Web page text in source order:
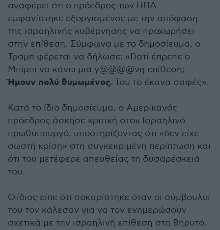
αναφέρει ότι ο πρόεδρος των ΗΠΑ
εμφανίστηκε εξοργισμένος με την απόφαση
της ισραηλινής κυβέρνησης να προχωρήσει
στην επίθεση. Σύμφωνα με το δημοσίευμα, ο
Τραμπ φέρεται να δήλωσε: «Γιατί έπρεπε ο
Μπίμπι να κάνει μια γ@@@@νη επίθεση;
Ήμουν πολύ θυμωμένος. Του το έκανα σαφές».
Κατά το ίδιο δημοσίευμα, ο Αμερικανός
πρόεδρος άσκησε κριτική στον Ισραηλινό
πρωθυπουργό, υποστηρίζοντας ότι «δεν είχε
σωστή κρίση» στη συγκεκριμένη περίπτωση και
ότι του μετέφερε απευθείας τη δυσαρέσκειά
του.
Ο ίδιος είπε ότι σοκαρίστηκε όταν οι σύμβουλοί
του τον κάλεσαν για να τον ενημερώσουν
σχετικά με την ισραηλινή επίθεση στη Βηρυτό,